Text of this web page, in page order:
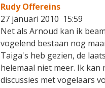
Rudy Offereins
27 januari 2010 15:59
Net als Arnoud kan ik
vogelend bestaan nog
Taiga's heb gezien, de
helemaal niet meer. Ik kan
discussies met vogelaars